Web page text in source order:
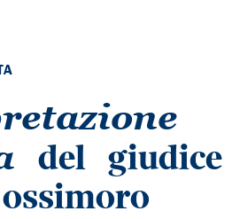
del giudice